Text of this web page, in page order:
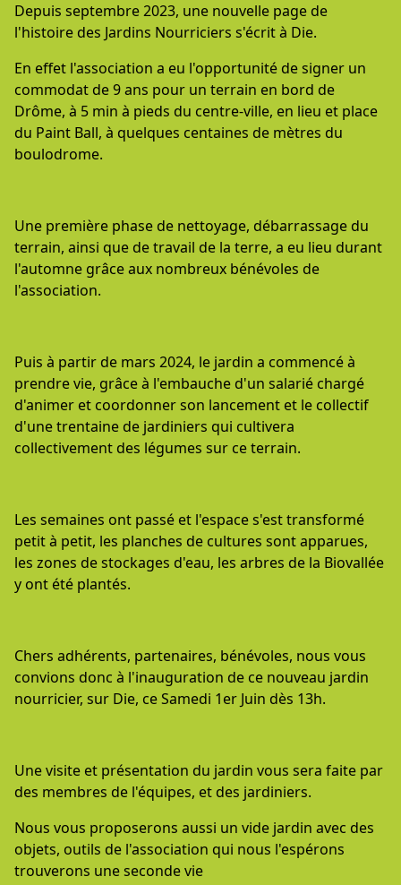
Depuis septembre 2023, une nouvelle page de
l'histoire des Jardins Nourriciers s'écrit à Die.
En effet l'association a eu l'opportunité de signer un
commodat de 9 ans pour un terrain en bord de
Drôme, à 5 min à pieds du centre-ville, en lieu et place
du Paint Ball, à quelques centaines de mètres du
boulodrome.
Une première phase de nettoyage, débarrassage du
terrain, ainsi que de travail de la terre, a eu lieu durant
l'automne grâce aux nombreux bénévoles de
l'association.
Puis à partir de mars 2024, le jardin a commencé à
prendre vie, grâce à l'embauche d'un salarié chargé
d'animer et coordonner son lancement et le collectif
d'une trentaine de jardiniers qui cultivera
collectivement des légumes sur ce terrain.
Les semaines ont passé et l'espace s'est transformé
petit à petit, les planches de cultures sont apparues,
les zones de stockages d'eau, les arbres de la Biovallée
y ont été plantés.
Chers adhérents, partenaires, bénévoles, nous vous
convions donc à l'inauguration de ce nouveau jardin
nourricier, sur Die, ce Samedi 1er Juin dès 13h.
Une visite et présentation du jardin vous sera faite par
des membres de l'équipes, et des jardiniers.
Nous vous proposerons aussi un vide jardin avec des
objets, outils de l'association qui nous l'espérons
trouverons une seconde vie